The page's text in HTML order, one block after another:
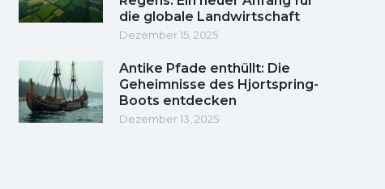
die globale Landwirtschaft
Dezember 15, 2025
Antike Pfade enthüllt: Die
Geheimnisse des Hjortspring-
Boots entdecken
Dezember 13, 2025